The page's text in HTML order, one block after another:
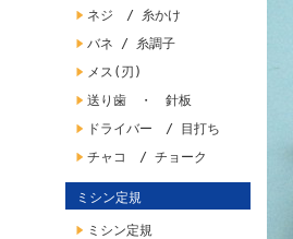
ネジ / 糸かけ
バネ / 糸調子
メス(刃)
送り歯 ・ 針板
ドライバー / 目打ち
チャコ / チョーク
ミシン定規
ミシン定規